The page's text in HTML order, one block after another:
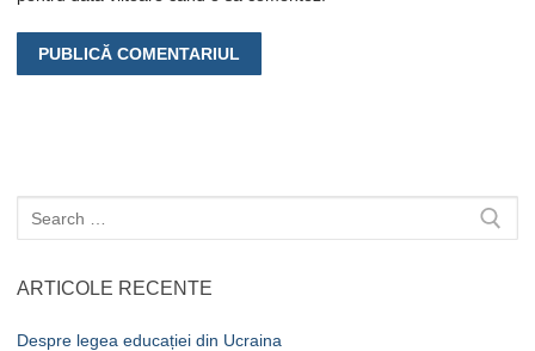
Caută
după:
ARTICOLE RECENTE
Despre legea educației din Ucraina